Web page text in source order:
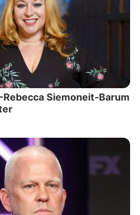
Siemoneit-Barum